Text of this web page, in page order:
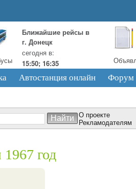
Ближайшие рейсы в
г. Донецк
сегодня в:
15:50; 16:35
Автостанция онлайн Форум
О проекте
Рекламодателям
год